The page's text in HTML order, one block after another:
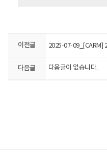
이전글 2025-07-09_[CARM]
다음글 다음글이 없습니다.